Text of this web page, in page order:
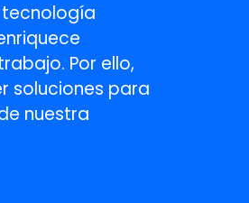
tecnología
Por ello,
soluciones para
nuestra